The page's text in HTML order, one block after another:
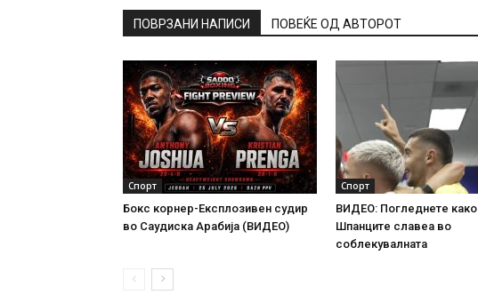
ПОВРЗАНИ НАПИСИ ПОВЕЌЕ ОД АВТОРОТ
Спорт
Бокс корнер-Експлозивен судир
во Саудиска Арабија (ВИДЕО)
Спорт
ВИДЕО: Погледнете како
Шпанците славеа во
соблекувалната